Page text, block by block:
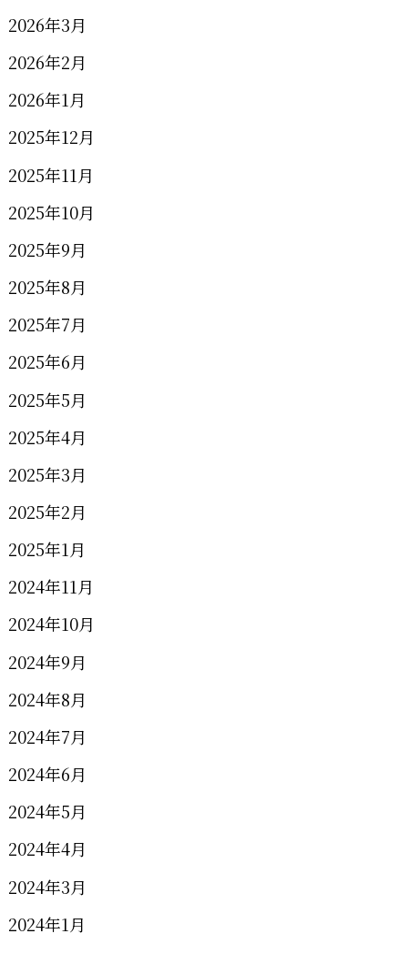
2026年3月
2026年2月
2026年1月
2025年12月
2025年11月
2025年10月
2025年9月
2025年8月
2025年7月
2025年6月
2025年5月
2025年4月
2025年3月
2025年2月
2025年1月
2024年11月
2024年10月
2024年9月
2024年8月
2024年7月
2024年6月
2024年5月
2024年4月
2024年3月
2024年1月